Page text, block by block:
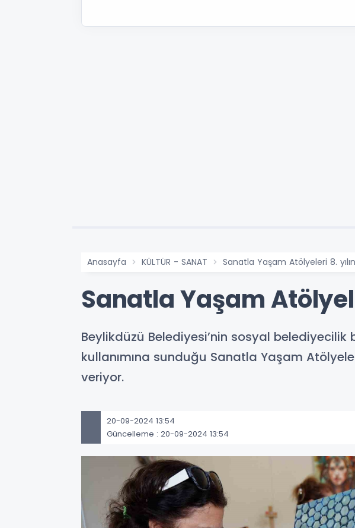
Anasayfa KÜLTÜR - SANAT Sanatla Yaşam Atölyeleri 8.
Sanatla Yaşam
Beylikdüzü Belediyesi’nin sosyal
kullanımına sunduğu Sanatla Yaşam
veriyor.
20-09-2024 13:54
Güncelleme : 20-09-2024 13:54